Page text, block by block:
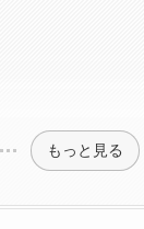
もっと見る